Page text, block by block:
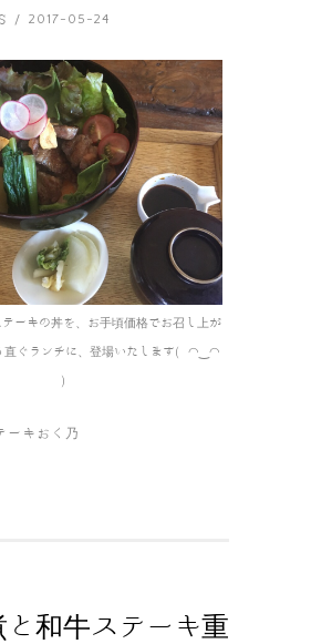
/ 2017-05-24
ーキの丼を、お手頃価格でお召し上が
直ぐランチに、登場いたします( ◠‿◠
)
ーキおく乃
和牛ステーキ重